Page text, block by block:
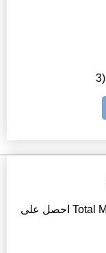
احصل على Total Mail Converter لتحويل رسائلك الإلكترونية